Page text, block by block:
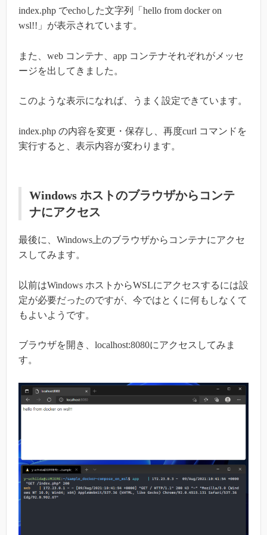
index.php でechoした文字列「hello from docker on
wsl!!」が表示されています。
また、web コンテナ、app コンテナそれぞれがメッセ
ージを出してきました。
このような表示になれば、うまく設定できています。
index.php の内容を変更・保存し、再度curl コマンドを
実行すると、表示内容が変わります。
Windows ホストのブラウザからコンテ
ナにアクセス
最後に、Windows上のブラウザからコンテナにアクセ
スしてみます。
以前はWindows ホストからWSLにアクセスするには設
定が必要だったのですが、今ではとくに何もしなくて
もよいようです。
ブラウザを開き、localhost:8080にアクセスしてみま
す。